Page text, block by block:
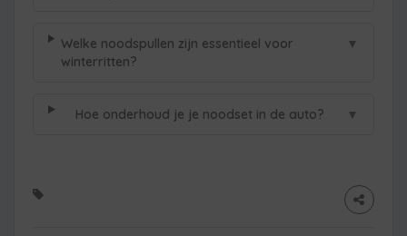
Welke noodspullen zijn essentieel voor
winterritten?
▼
Hoe onderhoud je je noodset in de auto? ▼